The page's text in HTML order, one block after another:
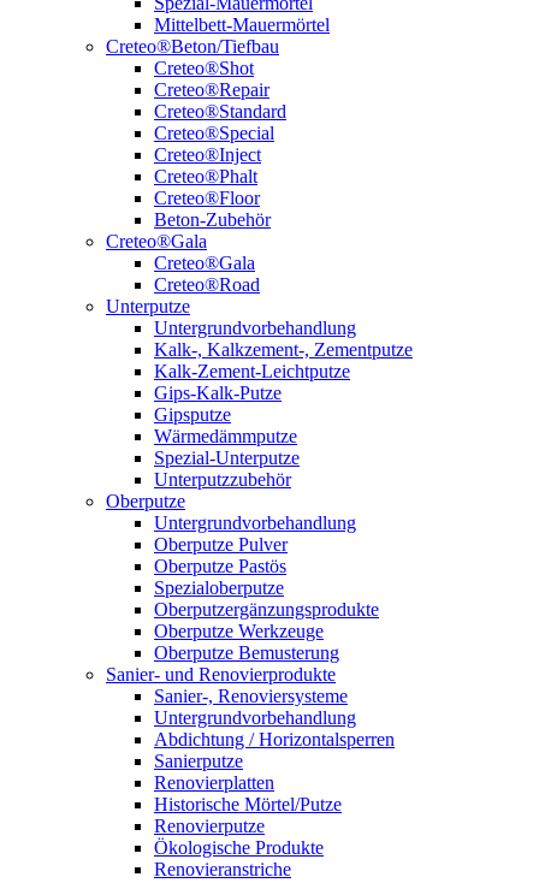
Mittelbett-Mauermörtel
Creteo®Beton/Tiefbau
Creteo®Shot
Creteo®Repair
Creteo®Standard
Creteo®Special
Creteo®Inject
Creteo®Phalt
Creteo®Floor
Beton-Zubehör
Creteo®Gala
Creteo®Gala
Creteo®Road
Unterputze
Untergrundvorbehandlung
Kalk-, Kalkzement-, Zementputze
Kalk-Zement-Leichtputze
Gips-Kalk-Putze
Gipsputze
Wärmedämmputze
Spezial-Unterputze
Unterputzzubehör
Oberputze
Untergrundvorbehandlung
Oberputze Pulver
Oberputze Pastös
Spezialoberputze
Oberputzergänzungsprodukte
Oberputze Werkzeuge
Oberputze Bemusterung
Sanier- und Renovierprodukte
Sanier-, Renoviersysteme
Untergrundvorbehandlung
Abdichtung / Horizontalsperren
Sanierputze
Renovierplatten
Historische Mörtel/Putze
Renovierputze
Ökologische Produkte
Renovieranstriche